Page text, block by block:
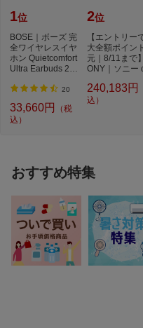
1位
BOSE｜ボーズ 完
全ワイヤレスイヤ
ホン Quietcomfort
Ultra Earbuds 2nd
U...
20
33,660円
（税
込）
2位
【エントリー
大全額ポイン
元｜8/11まで
ONY｜ソニー
240,183円
込）
おすすめ特集